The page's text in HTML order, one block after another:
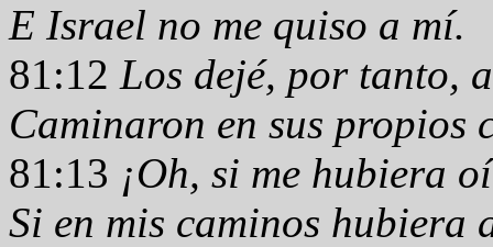
E Israel no me quiso a mí.
81:12 Los dejé, por tanto,
Caminaron en sus propios
81:13 ¡Oh, si me hubiera
Si en mis caminos hubiera